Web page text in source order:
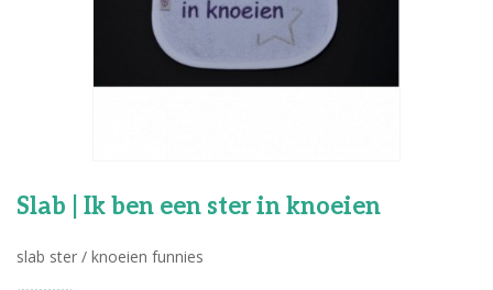
Slab | Ik ben een ster in knoeien
slab ster / knoeien funnies